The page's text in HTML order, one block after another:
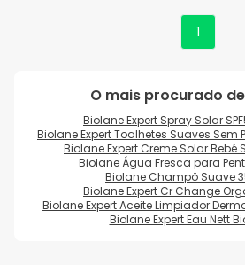
1
O mais procurado de
Biolane Expert Spray Solar
Biolane Expert Toalhetes Suaves Sem
Biolane Expert Creme Solar Bebé
Biolane Água Fresca para
Biolane Champô Suave
Biolane Expert Cr Change
Biolane Expert Aceite Limpiador
Biolane Expert Eau Nett